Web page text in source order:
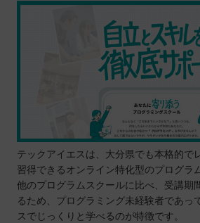
う！
自分の住んでるエリアでプログ
北海道 / 東北
近畿
中国
四国
九州 / 沖縄
テックアイエスは、大分県でも本格的で
習得できるオンライン特化型のプログラ
他のプログラムスクールに比べ、受講期
るため、プログラミング未経験者であっ
スでじっくりと学べるのが特徴です。